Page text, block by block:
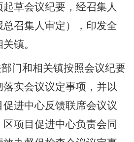
草会议纪要，经召集人
召集人审定），印发全
镇。
门和相关镇按照会议纪要
实会议议定事项，并以
进中心反馈联席会议议
项目促进中心负责会同